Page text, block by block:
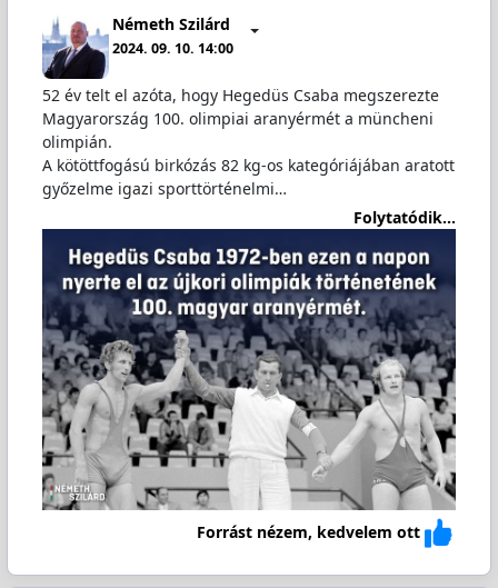
Németh Szilárd
2024. 09. 10. 14:00
52 év telt el azóta, hogy Hegedüs Csaba megszerezte
Magyarország 100. olimpiai aranyérmét a müncheni
olimpián.
A kötöttfogású birkózás 82 kg-os kategóriájában aratott
győzelme igazi sporttörténelmi…
Folytatódik...
Forrást nézem, kedvelem ott